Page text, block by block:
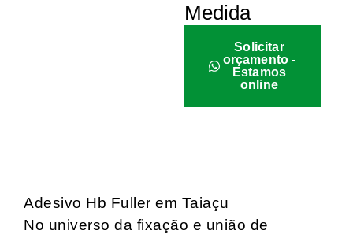
Medida
Solicitar
orçamento -
Estamos
online
Adesivo Hb Fuller em Taiaçu
No universo da fixação e união de